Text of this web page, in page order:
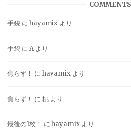
COMMENTS
手袋 に hayamix より
手袋 に Aより
焦らず！ に hayamix より
焦らず！ に 桃 より
最後の1枚！ に hayamix より